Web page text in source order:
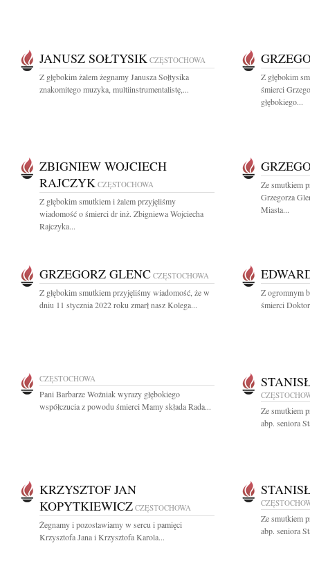
JANUSZ SOŁTYSIK CZĘSTOCHOWA
Z głębokim żalem żegnamy Janusza Sołtysika
znakomitego muzyka, multiinstrumentalistę,...
Z głębokim
śmierci
głębokiego...
ZBIGNIEW WOJCIECH
RAJCZYK CZĘSTOCHOWA
Z głębokim smutkiem i żalem przyjęliśmy
wiadomość o śmierci dr inż. Zbigniewa Wojciecha
Rajczyka...
Ze smutkiem
Grzegorza
Miasta...
GRZEGORZ GLENC CZĘSTOCHOWA
Z głębokim smutkiem przyjęliśmy wiadomość, że w
dniu 11 stycznia 2022 roku zmarł nasz Kolega...
Z ogromnym
śmierci
CZĘSTOCHOWA
Pani Barbarze Woźniak wyrazy głębokiego
współczucia z powodu śmierci Mamy składa Rada...
Ze smutkiem
abp. seniora
KRZYSZTOF JAN
KOPYTKIEWICZ CZĘSTOCHOWA
Żegnamy i pozostawiamy w sercu i pamięci
Krzysztofa Jana i Krzysztofa Karola...
Ze smutkiem
abp. seniora